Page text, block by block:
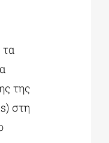
τα
της
στη